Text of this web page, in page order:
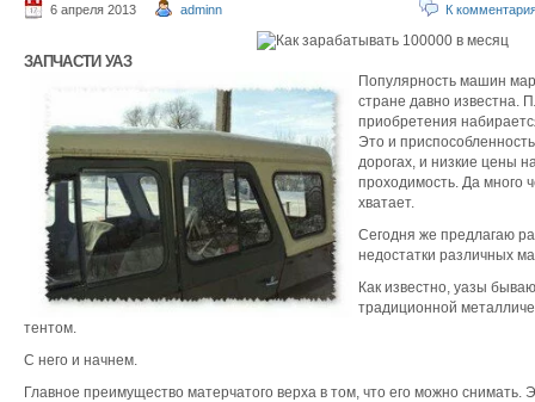
6 апреля 2013 adminn К
ЗАПЧАСТИ УАЗ
Популярность машин
стране давно известна.
приобретения
Это и
дорогах, и низкие цены
проходимость. Да много
хватает.
Сегодня же предлагаю
недостатки различных
Как известно, уазы
традиционной
тентом.
С него и начнем.
Главное преимущество матерчатого верха в том, что его можно снимать.